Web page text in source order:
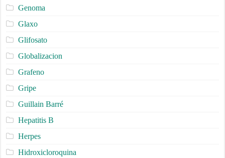
Genoma
Glaxo
Glifosato
Globalizacion
Grafeno
Gripe
Guillain Barré
Hepatitis B
Herpes
Hidroxicloroquina